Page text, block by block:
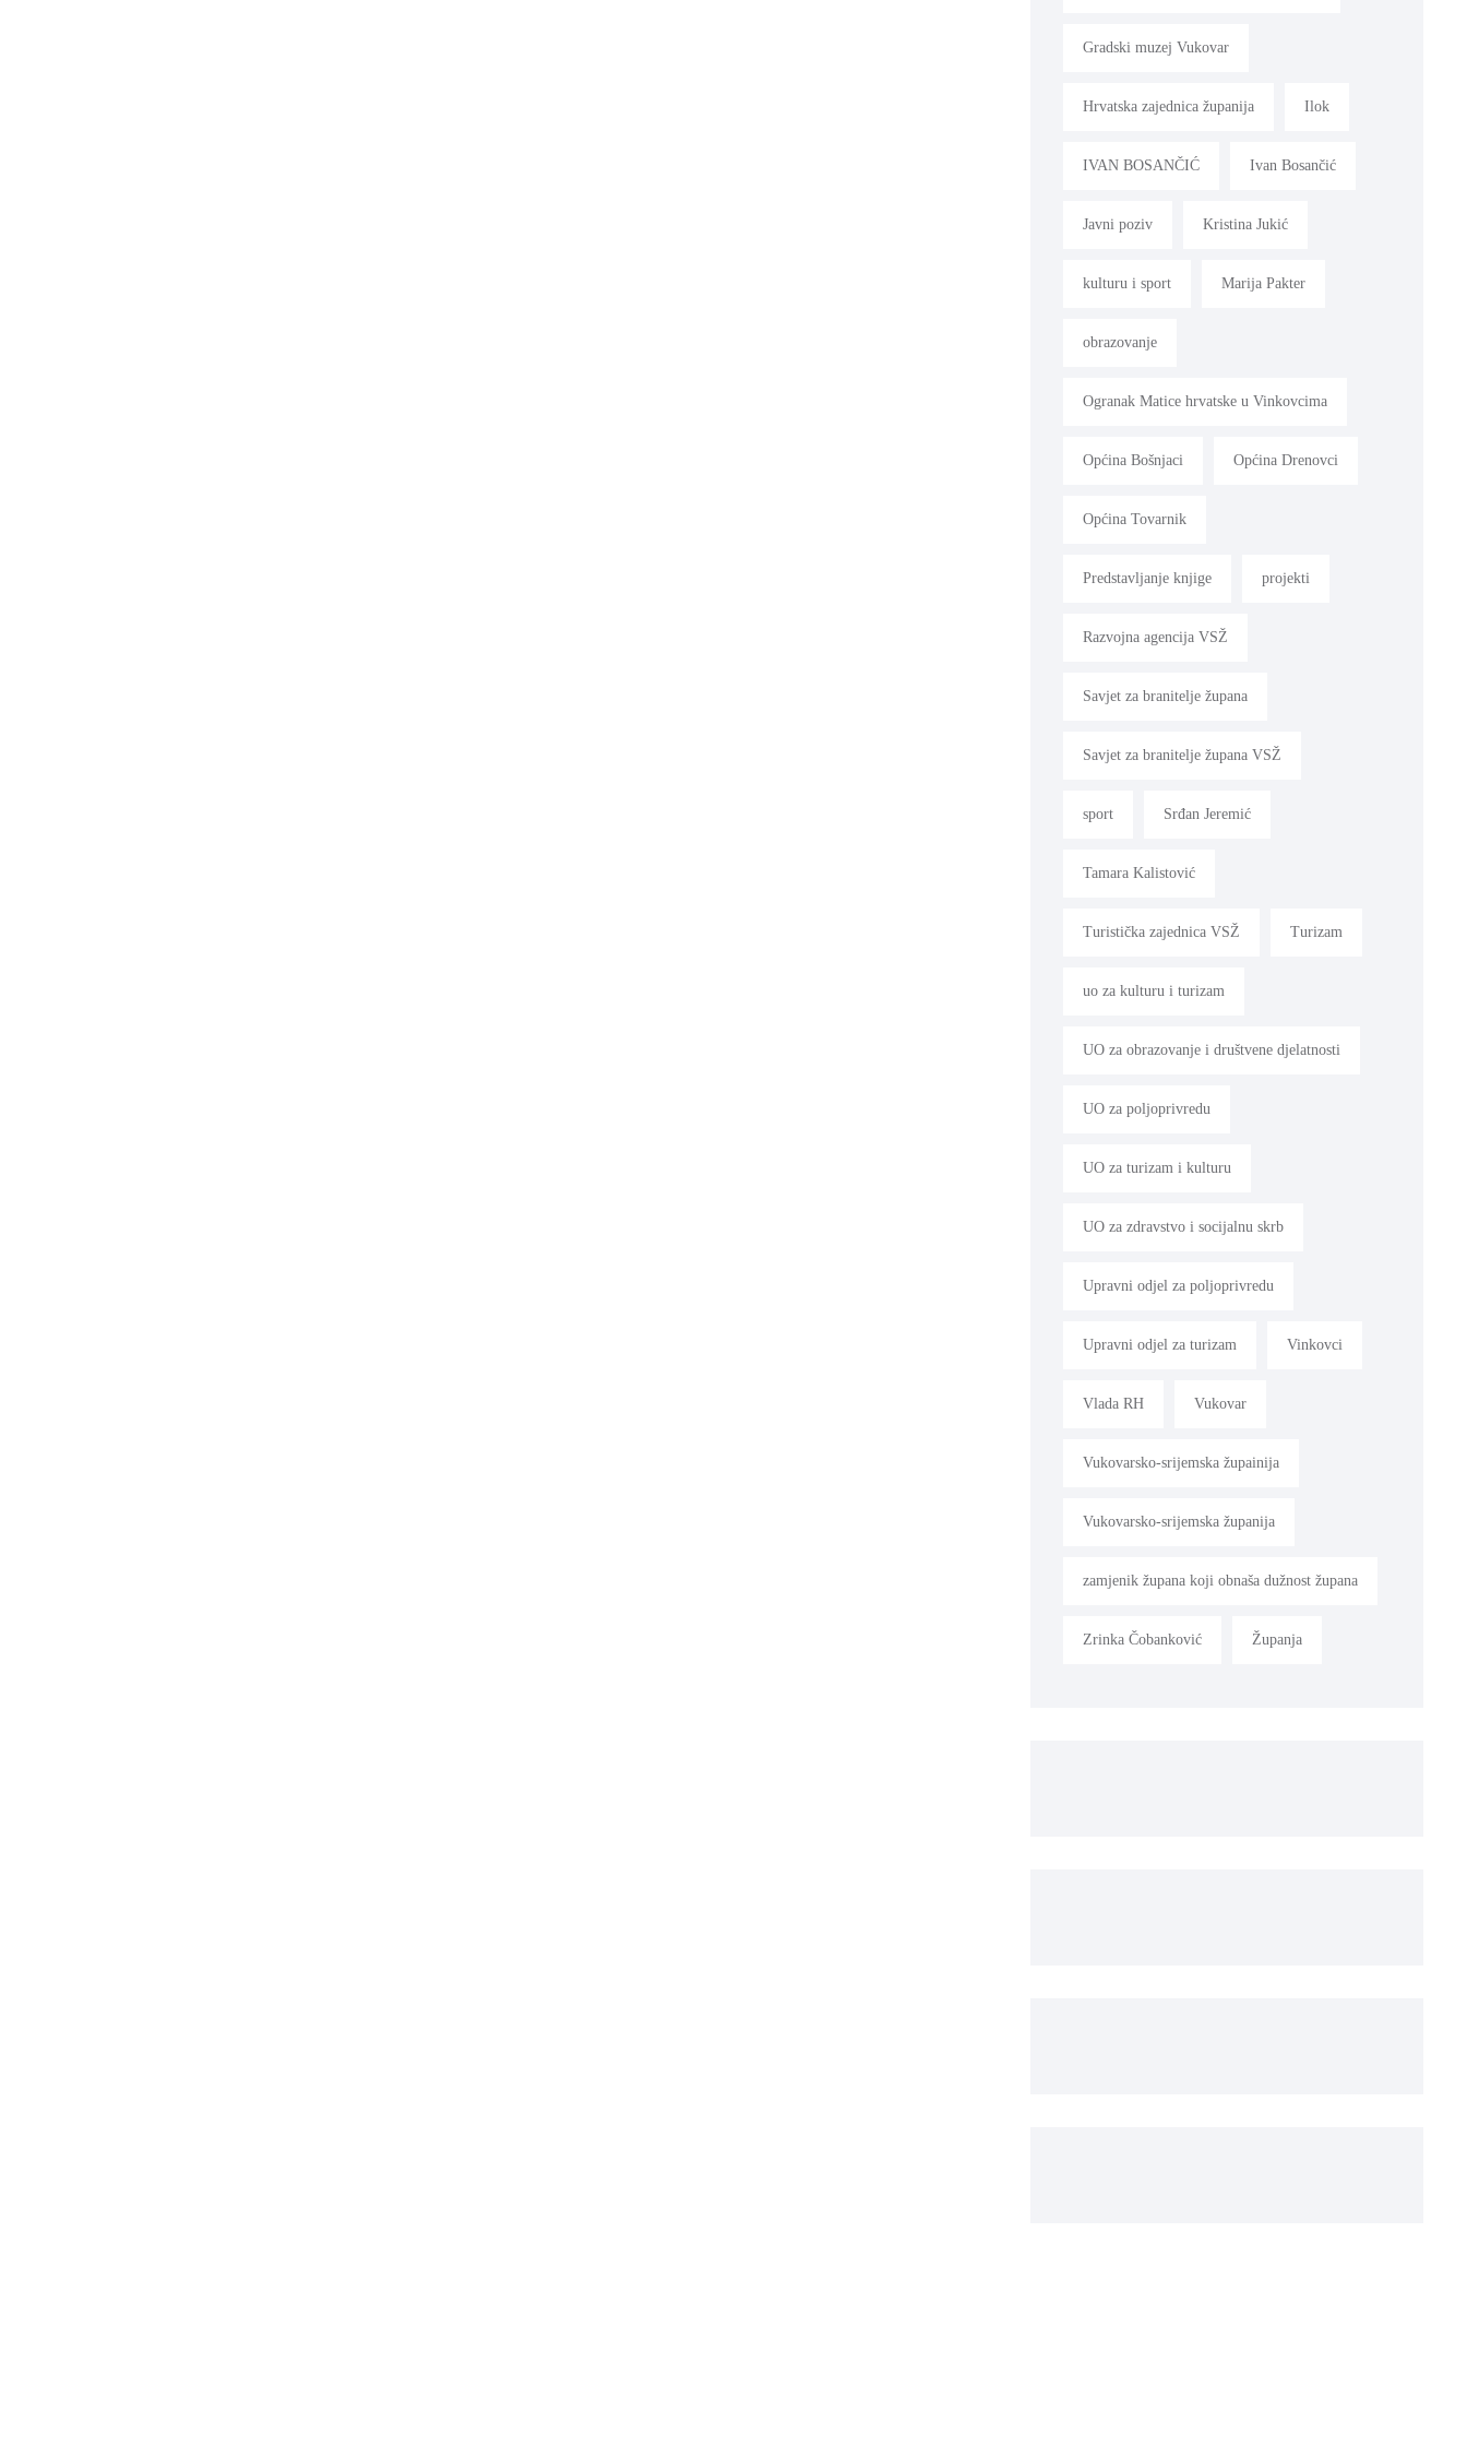
Gradski muzej Vukovar
Hrvatska zajednica županija Ilok
IVAN BOSANČIĆ Ivan Bosančić
Javni poziv Kristina Jukić
kulturu i sport Marija Pakter
obrazovanje
Ogranak Matice hrvatske u Vinkovcima
Općina Bošnjaci Općina Drenovci
Općina Tovarnik
Predstavljanje knjige projekti
Razvojna agencija VSŽ
Savjet za branitelje župana
Savjet za branitelje župana VSŽ
sport Srđan Jeremić
Tamara Kalistović
Turistička zajednica VSŽ Turizam
uo za kulturu i turizam
UO za obrazovanje i društvene djelatnosti
UO za poljoprivredu
UO za turizam i kulturu
UO za zdravstvo i socijalnu skrb
Upravni odjel za poljoprivredu
Upravni odjel za turizam Vinkovci
Vlada RH Vukovar
Vukovarsko-srijemska župainija
Vukovarsko-srijemska županija
zamjenik župana koji obnaša dužnost župana
Zrinka Čobanković Županja